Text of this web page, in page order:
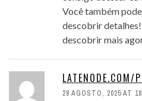
Você também
descobrir
descobrir mais
28 AGOSTO, 2025 AT